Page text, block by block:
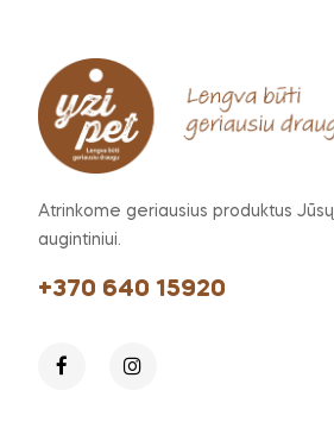
Atrinkome geriausius produktus Jūsų
augintiniui.
+370 640 15920